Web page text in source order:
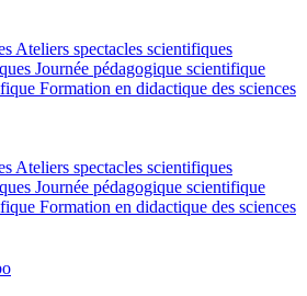
Ateliers spectacles scientifiques
Journée pédagogique scientifique
Formation en didactique des sciences
Ateliers spectacles scientifiques
Journée pédagogique scientifique
Formation en didactique des sciences